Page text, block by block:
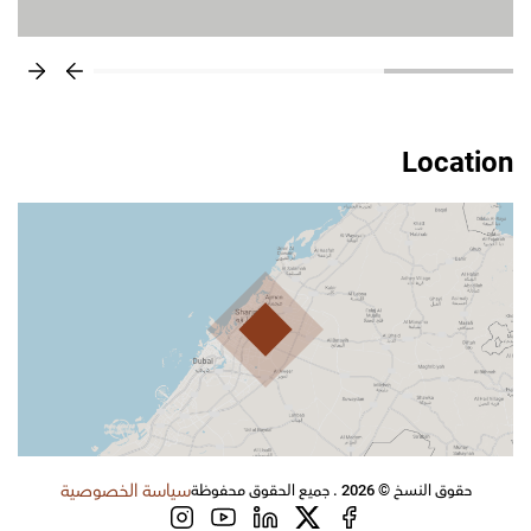
Location
حقوق النسخ © 2026 . جميع الحقوق محفوظة سياسة الخصوصية